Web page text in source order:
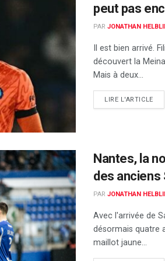
peut pas
PAR JONATHAN
Il est bien arrivé.
découvert la
Mais à deux...
LIRE L'ARTICLE
Nantes, la
des
PAR JONATHAN
Avec l'arrivée de
désormais quatre
maillot jaune...